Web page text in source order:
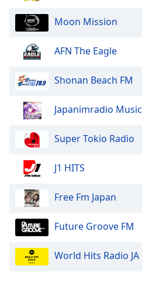
Moon Mission
AFN The Eagle
Shonan Beach FM
Japanimradio Music
Super Tokio Radio
J1 HITS
Free Fm Japan
Future Groove FM
World Hits Radio JA